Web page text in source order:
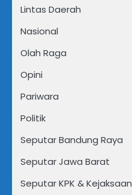
Lintas Daerah
Nasional
Olah Raga
Opini
Pariwara
Politik
Seputar Bandung Raya
Seputar Jawa Barat
Seputar KPK & Kejaksaan